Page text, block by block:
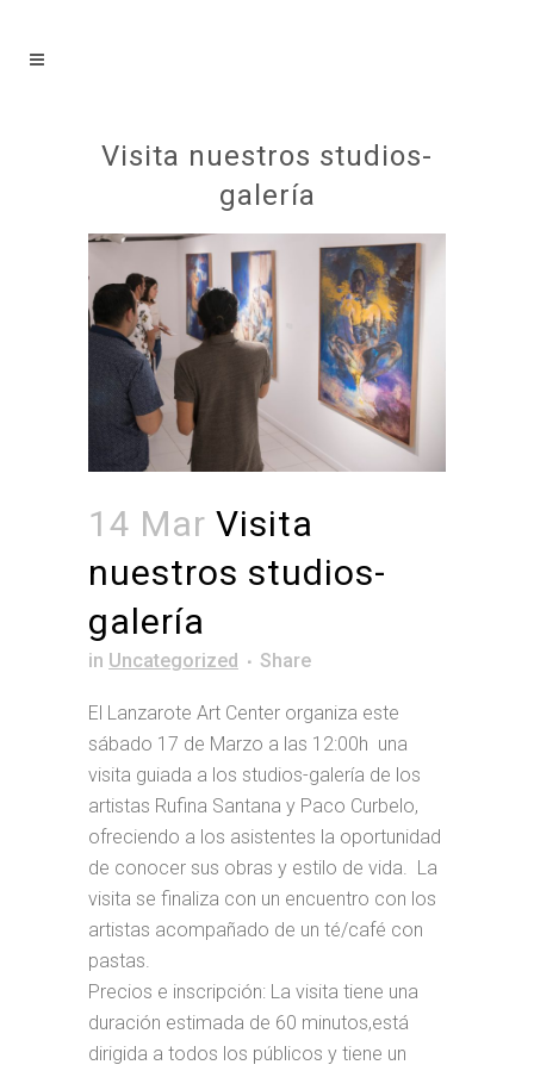
Visita nuestros studios-
galería
14 Mar Visita
nuestros studios-
galería
in Uncategorized Share
El Lanzarote Art Center organiza este
sábado 17 de Marzo a las 12:00h una
visita guiada a los studios-galería de los
artistas Rufina Santana y Paco Curbelo,
ofreciendo a los asistentes la oportunidad
de conocer sus obras y estilo de vida. La
visita se finaliza con un encuentro con los
artistas acompañado de un té/café con
pastas.
Precios e inscripción: La visita tiene una
duración estimada de 60 minutos,está
dirigida a todos los públicos y tiene un